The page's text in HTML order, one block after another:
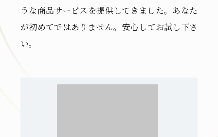
うな商品サービスを提供してきました。あなた
が初めてではありません。安心してお試し下さ
い。